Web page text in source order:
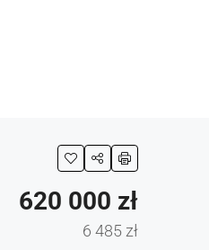
620 000 zł
6 485 zł